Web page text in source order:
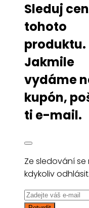
Sleduj
tohoto
produktu.
Jakmile
vydáme
kupón,
ti e-mail.
Ze sledování se
kdykoliv odhlásit.